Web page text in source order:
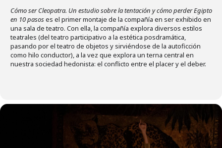
Cómo ser Cleopatra. Un estudio sobre la tentación y cómo perder Egipto
en 10 pasoses el primer montaje de la compañía en ser exhibido en
una sala de teatro. Con ella, la compañía explora diversos estilos
teatrales (del teatro participativo a la estética posdramática,
pasando por el teatro de objetos y sirviéndose de la autoficción
como hilo conductor), a la vez que explora un terna central en
nuestra sociedad hedonista: el conflicto entre el placer y el deber.